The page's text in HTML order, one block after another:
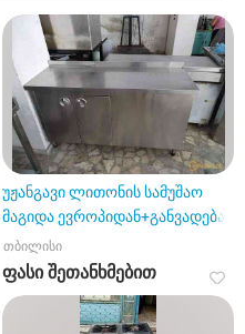
უჟანგავი ლითონის სამუშაო
მაგიდა ევროპიდან+განვადება
თბილისი
ფასი შეთანხმებით